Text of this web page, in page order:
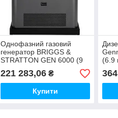
Однофазний газовий
генератор BRIGGS &
STRATTON GEN 6000 (9
кВт)
221 283,06₴
Купити
(6.9